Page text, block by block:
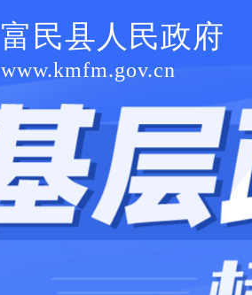
富民县人民政府
www.kmfm.gov.cn